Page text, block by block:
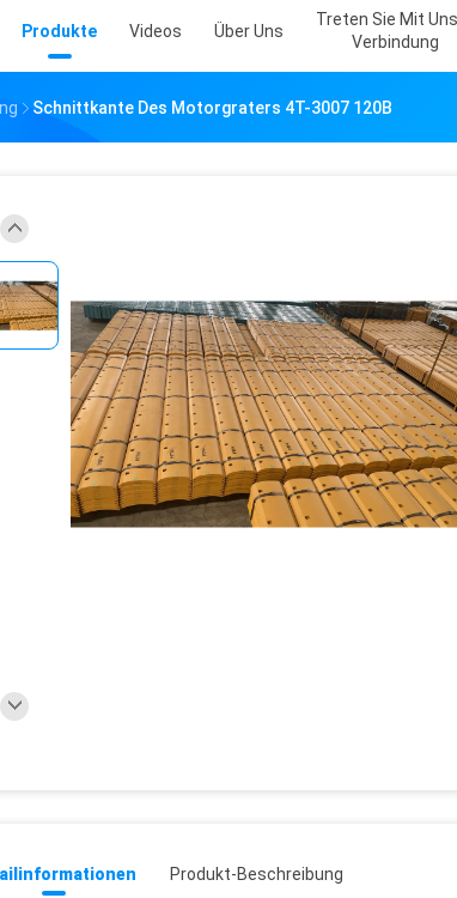
Produkte Videos Über Uns
Treten Sie Mit
Verbindung
Schnittkante Des Motorgraters 4T-3007 120B
Produkt-Beschreibung